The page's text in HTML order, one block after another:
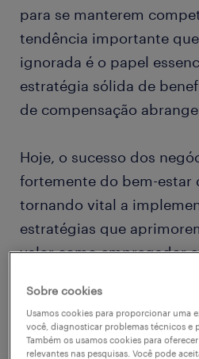
para se manterem
tendência importante
ignorada é o papel
estratégia sólida de
de compensação
Hoje, o sucesso dos
fortemente do bem-estar
tornando vital a
estratégias que
valor como empregador
talentos de alto nível
aumentos salariais. Ao
estratégia de benefícios,
Sobre cookies
Usamos cookies para proporcionar uma
você, diagnosticar problemas técnicos e
Também os usamos cookies para
relevantes nas pesquisas. Você pode